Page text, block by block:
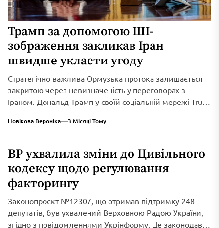
Трамп за допомогою ШІ-
зображення закликав Іран
швидше укласти угоду
Стратегічно важлива Ормузька протока залишається
закритою через невизначеність у переговорах з
Іраном. Дональд Трамп у своїй соціальній мережі Truth
Новікова Вероніка 3 Місяці Тому
ВР ухвалила зміни до Цивільного
кодексу щодо регулювання
факторингу
Законопроєкт №12307, що отримав підтримку 248
депутатів, був ухвалений Верховною Радою України,
згідно з повідомленнями Укрінформу. Це законодавче